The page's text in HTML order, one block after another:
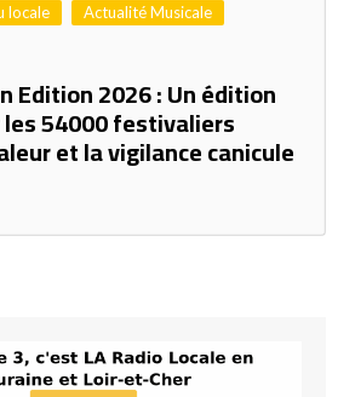
locale
Actualité Musicale
Edition 2026 : Un édition
54000 festivaliers
et la vigilance canicule